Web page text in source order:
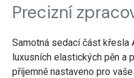
Precizní
Samotná sedací část křesla
luxusních elastických pěn a
příjemně nastaveno pro